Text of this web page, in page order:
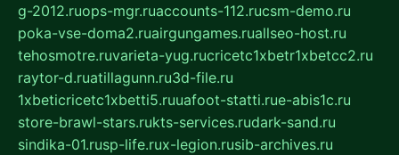
g-2012.ruops-mgr.ruaccounts-112.rucsm-demo.ru
poka-vse-doma2.ruairgungames.ruallseo-host.ru
tehosmotre.ruvarieta-yug.rucricetc1xbetr1xbetcc2.ru
raytor-d.ruatillagunn.ru3d-file.ru
1xbeticricetc1xbetti5.ruuafoot-statti.rue-abis1c.ru
store-brawl-stars.rukts-services.rudark-sand.ru
sindika-01.rusp-life.rux-legion.rusib-archives.ru